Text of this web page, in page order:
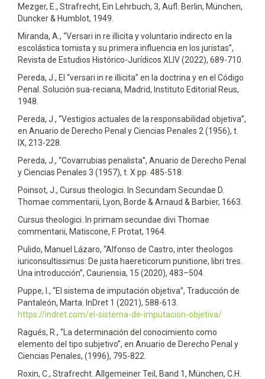
Mezger, E., Strafrecht, Ein Lehrbuch, 3, Aufl. Berlin, München,
Duncker & Humblot, 1949.
Miranda, A., “Versari in re illicita y voluntario indirecto en la
escolástica tomista y su primera influencia en los juristas”,
Revista de Estudios Histórico-Jurídicos XLIV (2022), 689-710.
Pereda, J., El “versari in re illicita” en la doctrina y en el Código
Penal. Solución sua-reciana, Madrid, Instituto Editorial Reus,
1948.
Pereda, J., “Vestigios actuales de la responsabilidad objetiva”,
en Anuario de Derecho Penal y Ciencias Penales 2 (1956), t.
IX, 213-228.
Pereda, J., “Covarrubias penalista”, Anuario de Derecho Penal
y Ciencias Penales 3 (1957), t. X pp. 485-518.
Poinsot, J., Cursus theologici. In Secundam Secundae D.
Thomae commentarii, Lyon, Borde & Arnaud & Barbier, 1663.
Cursus theologici. In primam secundae divi Thomae
commentarii, Matiscone, F. Protat, 1964.
Pulido, Manuel Lázaro, “Alfonso de Castro, inter theologos
iuriconsultissimus: De justa haereticorum punitione, libri tres.
Una introducción”, Cauriensia, 15 (2020), 483–504.
Puppe, I., “El sistema de imputación objetiva”, Traducción de
Pantaleón, Marta. InDret 1 (2021), 588-613.
https://indret.com/el-sistema-de-imputacion-objetiva/
Ragués, R., “La determinación del conocimiento como
elemento del tipo subjetivo”, en Anuario de Derecho Penal y
Ciencias Penales, (1996), 795-822.
Roxin, C., Strafrecht. Allgemeiner Teil, Band 1, München, C.H.